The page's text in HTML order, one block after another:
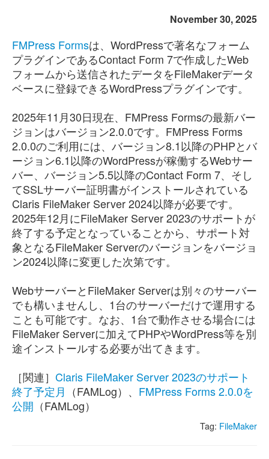
November 30, 2025
FMPress Formsは、WordPressで著名なフォーム
プラグインであるContact Form 7で作成したWeb
フォームから送信されたデータをFileMakerデータ
ベースに登録できるWordPressプラグインです。
2025年11月30日現在、FMPress Formsの最新バー
ジョンはバージョン2.0.0です。FMPress Forms
2.0.0のご利用には、バージョン8.1以降のPHPとバ
ージョン6.1以降のWordPressが稼働するWebサー
バー、バージョン5.5以降のContact Form 7、そし
てSSLサーバー証明書がインストールされている
Claris FileMaker Server 2024以降が必要です。
2025年12月にFileMaker Server 2023のサポートが
終了する予定となっていることから、サポート対
象となるFileMaker Serverのバージョンをバージョ
ン2024以降に変更した次第です。
WebサーバーとFileMaker Serverは別々のサーバー
でも構いませんし、1台のサーバーだけで運用する
ことも可能です。なお、1台で動作させる場合には
FileMaker Serverに加えてPHPやWordPress等を別
途インストールする必要が出てきます。
［関連］ Claris FileMaker Server 2023のサポート
終了予定月 （FAMLog）、 FMPress Forms 2.0.0を
公開 （FAMLog）
Tag: FileMaker